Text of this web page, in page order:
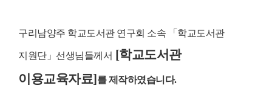
구리남양주 학교도서관 연구회 소속 「학교도서관
지원단」선생님들께서 [학교도서관
이용교육자료]를 제작하였습니다.